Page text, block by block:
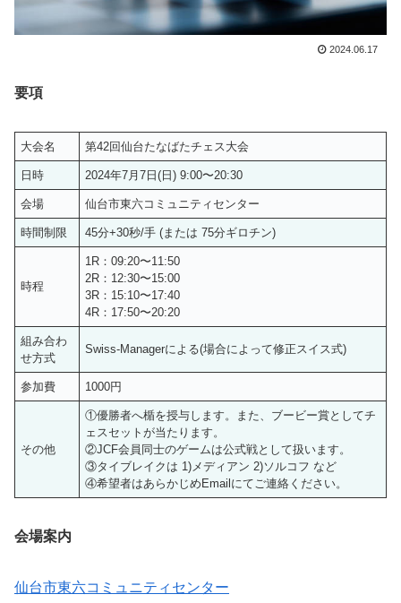
2024.06.17
要項
大会名 第42回仙台たなばたチェス大会
日時 2024年7月7日(日) 9:00〜20:30
会場 仙台市東六コミュニティセンター
時間制限 45分+30秒/手 (または 75分ギロチン)
時程
1R：09:20〜11:50
2R：12:30〜15:00
3R：15:10〜17:40
4R：17:50〜20:20
組み合わ
せ方式
Swiss-Managerによる(場合によって修正スイス式)
参加費 1000円
その他
①優勝者へ楯を授与します。また、ブービー賞としてチ
ェスセットが当たります。
②JCF会員同士のゲームは公式戦として扱います。
③タイブレイクは 1)メディアン 2)ソルコフ など
④希望者はあらかじめEmailにてご連絡ください。
会場案内
仙台市東六コミュニティセンター